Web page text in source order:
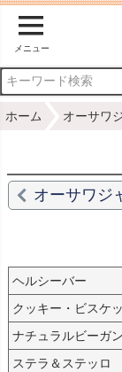
メニュー
ホーム オーサワ
オーサワジ
ヘルシーバー
クッキー・ビスケ
ナチュラルビーガ
ステラ＆ステッロ